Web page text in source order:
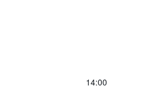
14:00